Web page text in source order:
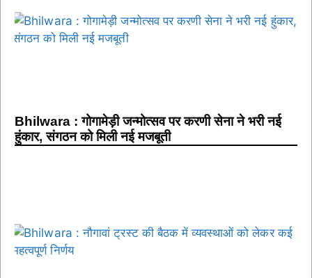
Bhilwara : गोगामेड़ी जन्मोत्सव पर करणी सेना ने भरी नई
हुंकार, संगठन को मिली नई मजबूती